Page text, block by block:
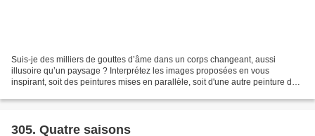
Suis-je des milliers de gouttes d’âme dans un corps changeant, aussi
illusoire qu’un paysage ? Interprétez les images proposées en vous
inspirant, soit des peintures mises en parallèle, soit d'une autre peinture de
305. Quatre saisons